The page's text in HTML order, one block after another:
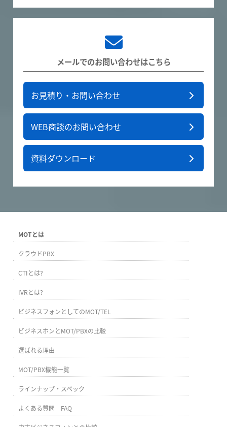
メールでのお問い合わせはこちら
お見積り・お問い合わせ
WEB商談のお問い合わせ
資料ダウンロード
MOTとは
クラウドPBX
CTIとは?
IVRとは?
ビジネスフォンとしてのMOT/TEL
ビジネスホンとMOT/PBXの比較
選ばれる理由
MOT/PBX機能一覧
ラインナップ・スペック
よくある質問 FAQ